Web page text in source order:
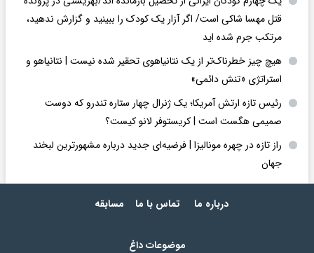
قتل مهسا شاکی است/ اگر آزار یک کودک را ببینید و گزارش ندهید،
مرتکب جرم شده اید
هیچ چیز خطرناک‌تر از یک نتانیاهوی تحقیر شده نیست | نتانیاهو و
استراتژی «تنش دائمی»
رئیس تازه ارتش آمریکا؛ یک ژنرال چهار ستاره تندرو که دوست
صمیمی هگست است | کریستوفر لانو کیست؟
راز تازه در چهره مونالیزا | فرضیه‌ای جدید درباره مشهورترین لبخند
جهان
درباره ما تماس با ما مسابقه
موضوعات داغ